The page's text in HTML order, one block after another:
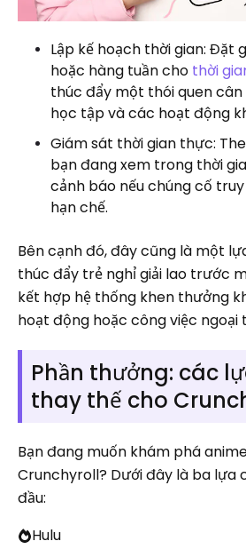
Lập kế hoạch thời gian: Đặt
hoặc hàng tuần cho thời
thúc đẩy một thói quen
học tập và các hoạt động
Giám sát thời gian thực:
bạn đang xem trong thời
cảnh báo nếu chúng cố
hạn chế.
Bên cạnh đó, đây cũng là một
thúc đẩy trẻ nghỉ giải lao trước
kết hợp hệ thống khen thưởng
hoạt động hoặc công việc ngoại
Phần thưởng: các
thay thế cho
Bạn đang muốn khám phá
Crunchyroll? Dưới đây là ba lựa
đầu:
Hulu